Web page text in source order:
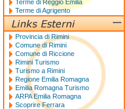
Terme di Reggio Emilia
Terme di Agrigento
Provincia di Rimini
Comune di Rimini
Comune di Riccione
Rimini Turismo
Turismo a Rimini
Regione Emilia Romagna
Emilia Romagna Turismo
ARPA Emilia Romagna
Scoprire Ferrara